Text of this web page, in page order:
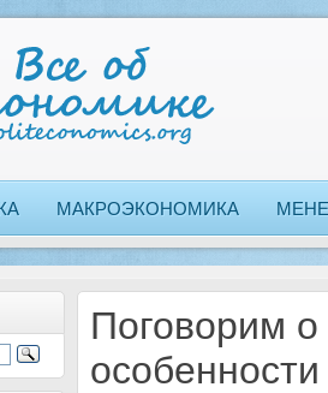
МАКРОЭКОНОМИКА
Поговорим
особенности